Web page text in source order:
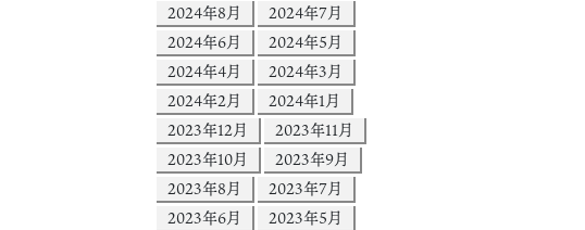
2024年8月
2024年7月
2024年6月
2024年5月
2024年4月
2024年3月
2024年2月
2024年1月
2023年12月
2023年11月
2023年10月
2023年9月
2023年8月
2023年7月
2023年6月
2023年5月